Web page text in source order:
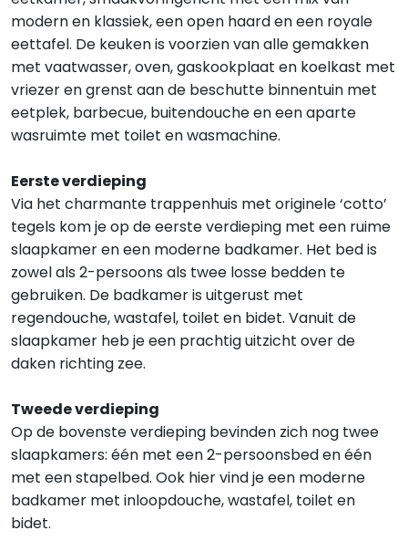
modern en klassiek, een open haard en een royale
eettafel. De keuken is voorzien van alle gemakken
met vaatwasser, oven, gaskookplaat en koelkast met
vriezer en grenst aan de beschutte binnentuin met
eetplek, barbecue, buitendouche en een aparte
wasruimte met toilet en wasmachine.
Eerste verdieping
Via het charmante trappenhuis met originele ‘cotto’
tegels kom je op de eerste verdieping met een ruime
slaapkamer en een moderne badkamer. Het bed is
zowel als 2-persoons als twee losse bedden te
gebruiken. De badkamer is uitgerust met
regendouche, wastafel, toilet en bidet. Vanuit de
slaapkamer heb je een prachtig uitzicht over de
daken richting zee.
Tweede verdieping
Op de bovenste verdieping bevinden zich nog twee
slaapkamers: één met een 2-persoonsbed en één
met een stapelbed. Ook hier vind je een moderne
badkamer met inloopdouche, wastafel, toilet en
bidet.